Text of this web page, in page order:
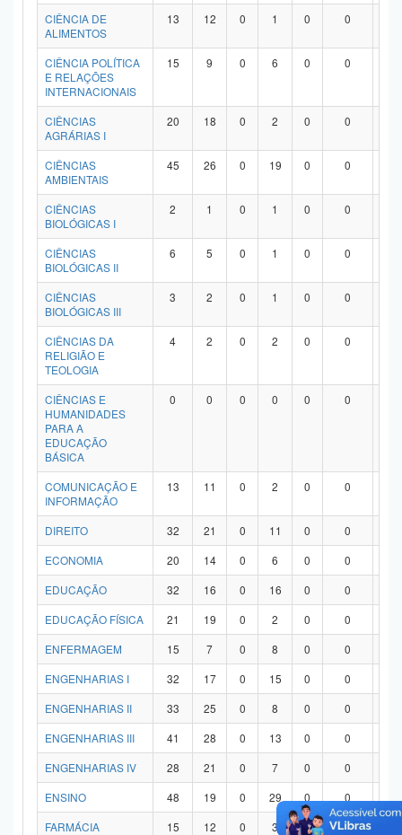
CIÊNCIA DE
ALIMENTOS
13 12 0 1 0 0
CIÊNCIA POLÍTICA
E RELAÇÕES
INTERNACIONAIS
15 9 0 6 0 0
CIÊNCIAS
AGRÁRIAS I
20 18 0 2 0 0
CIÊNCIAS
AMBIENTAIS
45 26 0 19 0 0
CIÊNCIAS
BIOLÓGICAS I
2 1 0 1 0 0
CIÊNCIAS
BIOLÓGICAS II
6 5 0 1 0 0
CIÊNCIAS
BIOLÓGICAS III
3 2 0 1 0 0
CIÊNCIAS DA
RELIGIÃO E
TEOLOGIA
4 2 0 2 0 0
CIÊNCIAS E
HUMANIDADES
PARA A
EDUCAÇÃO
BÁSICA
0 0 0 0 0 0
COMUNICAÇÃO E
INFORMAÇÃO
13 11 0 2 0 0
DIREITO 32 21 0 11 0 0
ECONOMIA
20 14 0 6 0 0
EDUCAÇÃO
32 16 0 16 0 0
EDUCAÇÃO FÍSICA
21 19 0 2 0 0
ENFERMAGEM
15 7 0 8 0 0
ENGENHARIAS I
32 17 0 15 0 0
ENGENHARIAS II
33 25 0 8 0 0
ENGENHARIAS III
41 28 0 13 0 0
ENGENHARIAS IV
28 21 0 7 0 0
ENSINO
48 19 0 29 0 0
FARMÁCIA
15 12 0 3 0 0